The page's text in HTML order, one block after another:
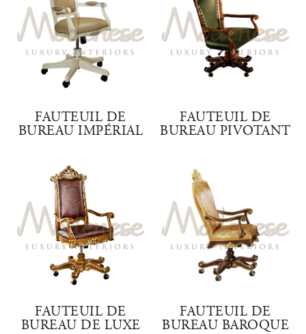
FAUTEUIL DE
BUREAU IMPÉRIAL
FAUTEUIL DE
BUREAU PIVOTANT
FAUTEUIL DE
BUREAU DE LUXE
FAUTEUIL DE
BUREAU BAROQUE